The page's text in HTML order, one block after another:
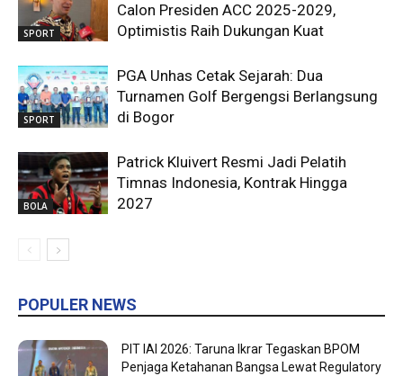
SPORT
Calon Presiden ACC 2025-2029,
Optimistis Raih Dukungan Kuat
SPORT
PGA Unhas Cetak Sejarah: Dua
Turnamen Golf Bergengsi Berlangsung
di Bogor
BOLA
Patrick Kluivert Resmi Jadi Pelatih
Timnas Indonesia, Kontrak Hingga
2027
POPULER NEWS
PIT IAI 2026: Taruna Ikrar Tegaskan BPOM
Penjaga Ketahanan Bangsa Lewat Regulatory